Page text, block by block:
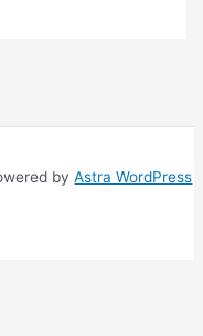
byAstra WordPress